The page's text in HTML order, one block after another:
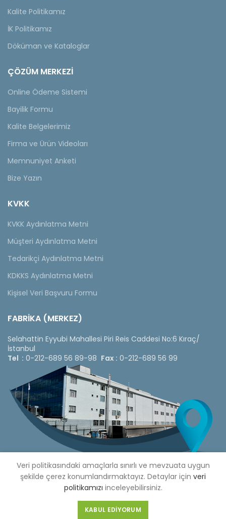
Kalite Politikamız
İK Politikamız
Döküman ve Kataloglar
ÇÖZÜM MERKEZİ
Online Ödeme Sistemi
Bayilik Formu
Kalite Belgelerimiz
Firma ve Ürün Videoları
Memnuniyet Anketi
Bize Yazın
KVKK
KVKK Aydınlatma Metni
Müşteri Aydınlatma Metni
Tedarikçi Aydınlatma Metni
KDKKS Aydınlatma Metni
Kişisel Veri Başvuru Formu
FABRİKA (MERKEZ)
Selahattin Eyyubi Mahallesi Piri Reis Caddesi No:6 Kıraç/
İstanbul
Tel : 0-212-689 56 89-98 Fax : 0-212-689 56 99
Copyright © 2020 Çetinkaya Pano |Çetinkaya Pano Fiyat
Listesi
Veri politikasındaki amaçlarla sınırlı ve mevzuata uygun
şekilde çerez konumlandırmaktayız. Detaylar için veri
politikamızı inceleyebilirsiniz.
KABUL EDIYORUM